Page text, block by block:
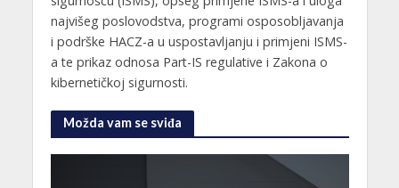
najvišeg poslovodstva, programi osposobljavanja
i podrške HACZ-a u uspostavljanju i primjeni ISMS-
a te prikaz odnosa Part-IS regulative i Zakona o
kibernetičkoj sigurnosti.
Možda vam se sviđa